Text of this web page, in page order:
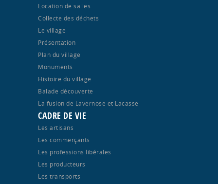
Location de salles
Collecte des déchets
Le village
Présentation
Plan du village
Monuments
Histoire du village
Balade découverte
La fusion de Lavernose et Lacasse
CADRE DE VIE
Les artisans
Les commerçants
Les professions libérales
Les producteurs
Les transports